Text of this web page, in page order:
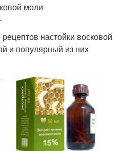
моли
настойки восковой
и популярный из них